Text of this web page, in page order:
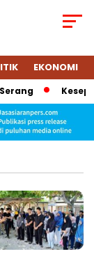
EKONOMI